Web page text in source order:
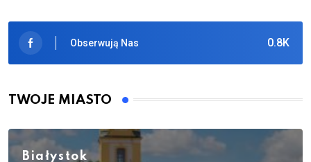
0.8K
Obserwują Nas
TWOJE MIASTO
Białystok